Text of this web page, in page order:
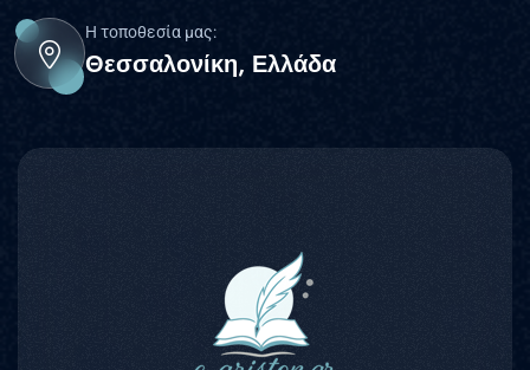
Η τοποθεσία μας:
Θεσσαλονίκη, Ελλάδα